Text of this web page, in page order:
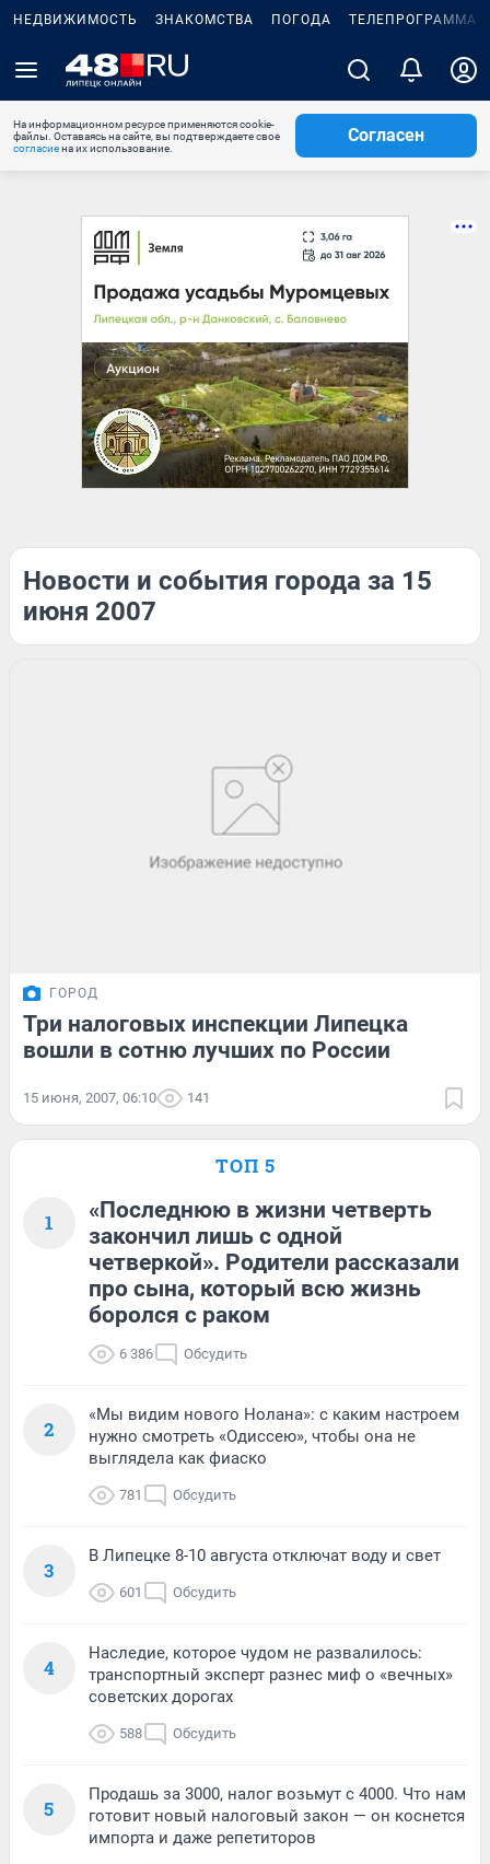
НЕДВИЖИМОСТЬ ЗНАКОМСТВА ПОГОДА ТЕЛЕПРОГРАММА
На информационном ресурсе применяются cookie-
файлы. Оставаясь на сайте, вы подтверждаете свое
согласиена их использование.
Согласен
Новости и события города за 15
июня 2007
ГОРОД
Три налоговых инспекции Липецка
вошли в сотню лучших по России
15 июня, 2007, 06:10 141
ТОП 5
1
«Последнюю в жизни четверть
закончил лишь с одной
четверкой». Родители рассказали
про сына, который всю жизнь
боролся с раком
6 386 Обсудить
2
«Мы видим нового Нолана»: с каким настроем
нужно смотреть «Одиссею», чтобы она не
выглядела как фиаско
781 Обсудить
3
В Липецке 8-10 августа отключат воду и свет
601 Обсудить
4
Наследие, которое чудом не развалилось:
транспортный эксперт разнес миф о «вечных»
советских дорогах
588 Обсудить
5
Продашь за 3000, налог возьмут с 4000. Что нам
готовит новый налоговый закон — он коснется
импорта и даже репетиторов